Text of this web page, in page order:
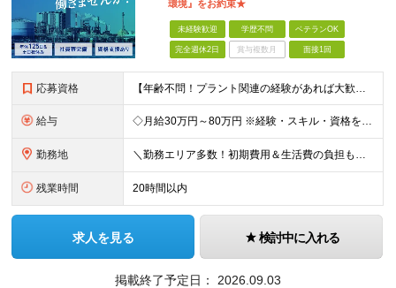
環境』をお約束★
未経験歓迎 学歴不問 ベテランOK
完全週休2日 賞与複数月 面接1回
応募資格 【年齢不問！プラント関連の経験があれば大歓迎！★】 「培ってきた技術を活かして、もっと収入や環境を上げたい！」 「安定したインフラ業界で、もう一度エンジニアとして大きく成長したい！」 …そんな熱い意欲
給与 ◇月給30万円～80万円 ※経験・スキル・資格を考慮の上で決定します。
勤務地 ＼勤務エリア多数！初期費用＆生活費の負担もほぼゼロ★／ 東京・神奈川・千葉のオフィス街をはじめ、 関東を中心とした全国のプラント工場や太平洋ベルト地帯が舞台！ 実は……【全体の約9割が関東エリア】の
残業時間 20時間以内
求人を見る 検討中に入れる
掲載終了予定日： 2026.09.03